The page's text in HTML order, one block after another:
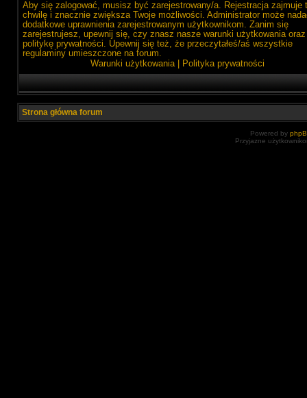
Aby się zalogować, musisz być zarejestrowany/a. Rejestracja zajmuje
chwilę i znacznie zwiększa Twoje możliwości. Administrator może
dodatkowe uprawnienia zarejestrowanym użytkownikom. Zanim się
zarejestrujesz, upewnij się, czy znasz nasze warunki użytkowania oraz
politykę prywatności. Upewnij się też, że przeczytałeś/aś wszystkie
regulaminy umieszczone na forum.
Warunki użytkowania| Polityka prywatności
Strona główna forum
Powered by
Przyjazne